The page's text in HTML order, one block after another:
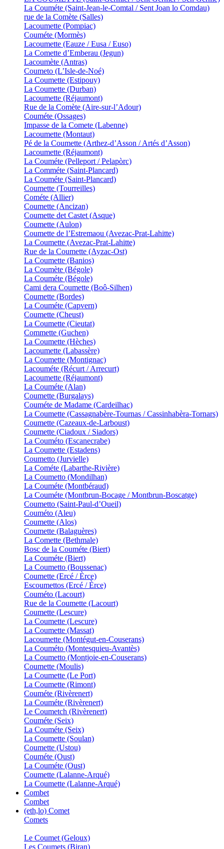
La Couméte (Saint-Jean-le-Comtal / Sent Joan lo Comdau)
rue de la Comète (Salles)
Lacoumette (Pompiac)
Couméte (Mormès)
Lacoumette (Eauze / Eusa / Euso)
La Comette d’Emberau (Jegun)
Lacoumète (Antras)
Coumeto (L’Isle-de-Noé)
La Coumette (Estipouy)
La Coumette (Durban)
Lacoumette (Réjaumont)
Rue de la Comète (Aire-sur-l’Adour)
Couméte (Ossages)
Impasse de la Comete (Labenne)
Lacoumette (Montaut)
Pé de la Coumette (Arthez-d’Asson / Artés d’Asson)
Lacoumette (Réjaumont)
La Couméte (Pelleport / Pelapòrc)
La Comméte (Saint-Plancard)
La Couméte (Saint-Plancard)
Coumette (Tourreilles)
Cométe (Allier)
Coumette (Ancizan)
Coumette det Castet (Asque)
Coumette (Aulon)
Coumette de l’Estremaou (Avezac-Prat-Lahitte)
La Coumette (Avezac-Prat-Lahitte)
Rue de la Coumette (Ayzac-Ost)
La Coumette (Banios)
La Coumète (Bégole)
La Couméte (Bégole)
Cami dera Coumette (Boô-Silhen)
Coumette (Bordes)
La Couméte (Capvern)
Coumette (Cheust)
La Coumette (Cieutat)
Commette (Guchen)
La Coumette (Hèches)
Lacoumette (Labassère)
La Coumette (Montignac)
Lacouméte (Récurt / Arrecurt)
Lacoumette (Réjaumont)
La Couméte (Alan)
Coumette (Burgalays)
Couméte de Madame (Cardeilhac)
La Coumette (Cassagnabère-Tournas / Cassinhabèra-Tornars)
Coumette (Cazeaux-de-Larboust)
Coumette (Ciadoux / Siadors)
La Couméto (Escanecrabe)
La Coumette (Estadens)
Coumetto (Jurvielle)
La Cométe (Labarthe-Rivière)
La Coumetto (Mondilhan)
La Couméte (Montbéraud)
La Couméte (Montbrun-Bocage / Montbrun-Boscatge)
Coumetto (Saint-Paul-d’Oueil)
Couméto (Aleu)
Coumette (Alos)
Coumette (Balaguères)
La Comette (Bethmale)
Bosc de la Couméte (Biert)
La Couméte (Biert)
La Coumetto (Boussenac)
Coumette (Ercé / Èrce)
Escoumettos (Ercé / Èrce)
Couméto (Lacourt)
Rue de la Coumette (Lacourt)
Coumette (Lescure)
La Coumette (Lescure)
La Coumette (Massat)
Lacoumette (Montégut-en-Couserans)
La Couméto (Montesquieu-Avantès)
La Coumetto (Montjoie-en-Couserans)
Coumette (Moulis)
La Coumette (Le Port)
La Coumette (Rimont)
Couméte (Rivèrenert)
La Couméte (Rivèrenert)
Le Coumetch (Rivèrenert)
Couméte (Seix)
La Couméte (Seix)
La Coumette (Soulan)
Coumette (Ustou)
Couméte (Oust)
La Couméte (Oust)
Coumette (Lalanne-Arqué)
La Coumette (Lalanne-Arqué)
Combet
Combet
(eth,lo) Comet
Comets
Le Coumet (Geloux)
Les Coumets (Biran)